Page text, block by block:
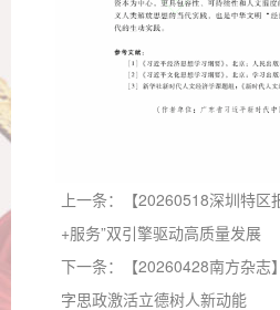
上一条：
【20260518深圳特
+服务”双引擎驱动高质量发展
下一条：
【20260428南方杂
字思政激活立德树人新动能